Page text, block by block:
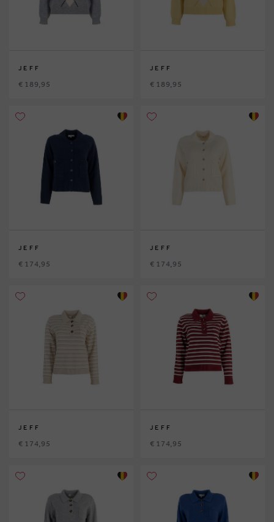
JEFF
€ 189,95
JEFF
€ 189,95
JEFF
€ 174,95
JEFF
€ 174,95
JEFF
€ 174,95
JEFF
€ 174,95